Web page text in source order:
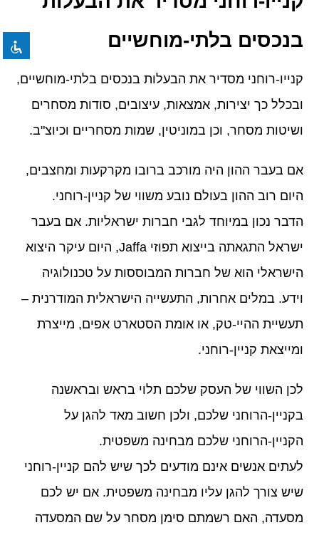
format_underlined הוסף קו תחתון לקישורים
בנכסים בלתי-מוחשיים
קנייו-רוחני מסדיר את הבעלות בנכסים בלתי-מוחשיים,
ובכלל כך יצירות, אמצאות, עיצובים, סודות מסחרים
ושיטות מסחר, וכן במוניטין, שמות מסחריים וכיוצ"ב.
אם בעבר ההון היה מורכב ברובו מקרקעות ומחצבים,
היום רוב ההון בעולם נובע משווי של קניין-רוחני.
הדבר נכון במיוחד לגבי חברות ישראליות. אם בעבר
ישראל התגאתה בייצוא תפוזי Jaffa, היום עיקר היצוא
הישראלי הוא של חברות המבוססות על טכנולוגיה
וידע. במלים אחרות, התעשייה הישראלית המודרנית –
תעשיית ההיי-טק, או אומת הסטארט אפים, מייצרת
ומייצאת קניין-רוחני.
לכן השווי של העסק שלכם תלוי בראש ובראשנה
בקניין-הרוחני שלכם, ולכן חשוב מאד להגן על
הקניין-הרוחני שלכם מבחינה משפטית.
לעתים אנשים אינם מודעים לכך שיש להם קניין-רוחני
שיש צורך להגן עליו מבחינה משפטית. אם יש לכם
מסעדה, האם רשמתם סימן מסחר על שם המסעדה